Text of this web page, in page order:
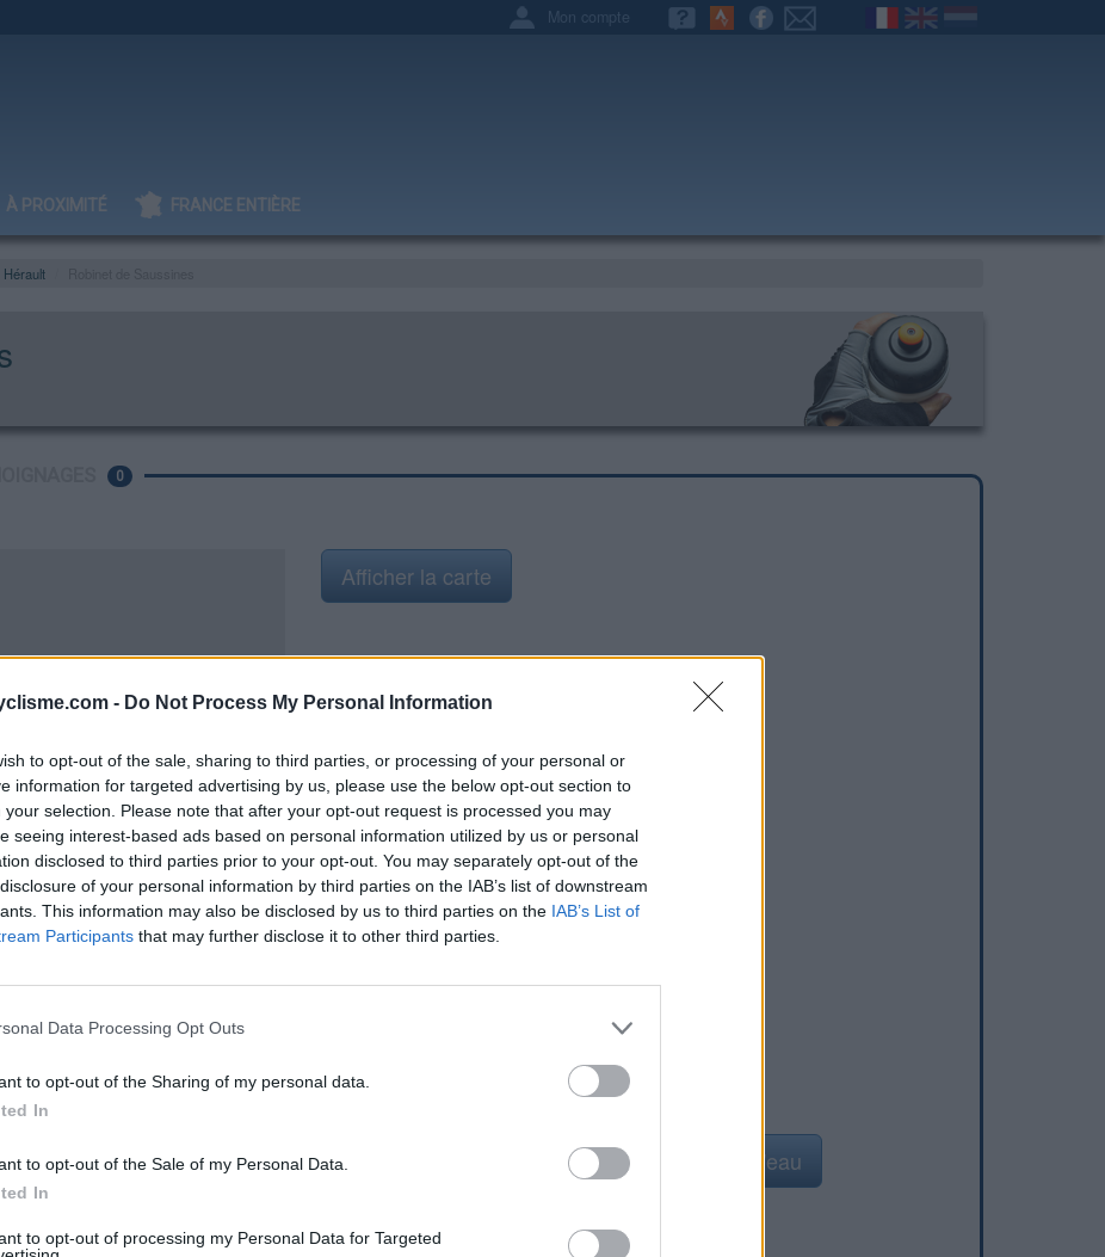
- Do Not Process My Personal Information
to opt-out of the sale, sharing to third parties, or processing of your personal or
information for targeted advertising by us, please use the below opt-out section to
your selection. Please note that after your opt-out request is processed you may
seeing interest-based ads based on personal information utilized by us or personal
disclosed to third parties prior to your opt-out. You may separately opt-out of the
of your personal information by third parties on the IAB’s list of downstream
This information may also be disclosed by us to third parties on the IAB’s List of
Participants that may further disclose it to other third parties.
Data Processing Opt Outs
to opt-out of the Sharing of my personal data.
In
to opt-out of the Sale of my Personal Data.
In
to opt-out of processing my Personal Data for Targeted
Mon compte
À PROXIMITÉ FRANCE ENTIÈRE
Hérault
0
de la mairie, il y a un robinet
Afficher la carte
Signaler une erreur Ajouter un point d'eau